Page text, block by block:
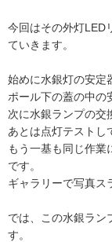
今回はその外灯LED
ていきます。
始めに水銀灯の安定
ポール下の蓋の中の
次に水銀ランプの交
あとは点灯テストし
もう一基も同じ作業
です。
ギャラリーで写真ス
では、この水銀ラン
す。